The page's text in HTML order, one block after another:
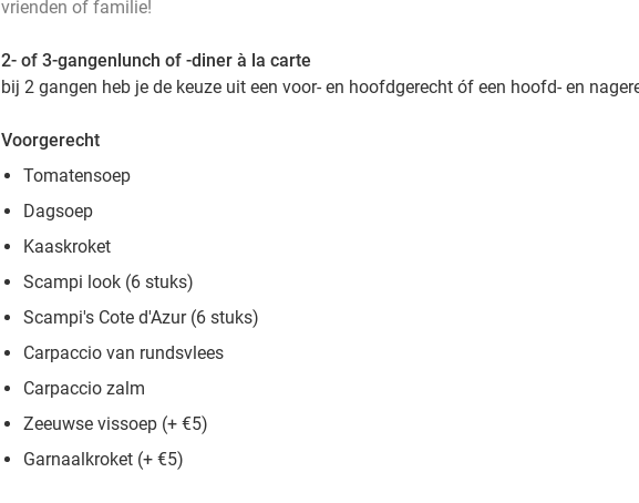
vrienden of familie!
2- of 3-gangenlunch of -diner à la carte
bij 2 gangen heb je de keuze uit een voor- en hoofdgerecht óf een hoofd- en
Voorgerecht
Tomatensoep
Dagsoep
Kaaskroket
Scampi look (6 stuks)
Scampi's Cote d'Azur (6 stuks)
Carpaccio van rundsvlees
Carpaccio zalm
Zeeuwse vissoep (+ €5)
Garnaalkroket (+ €5)